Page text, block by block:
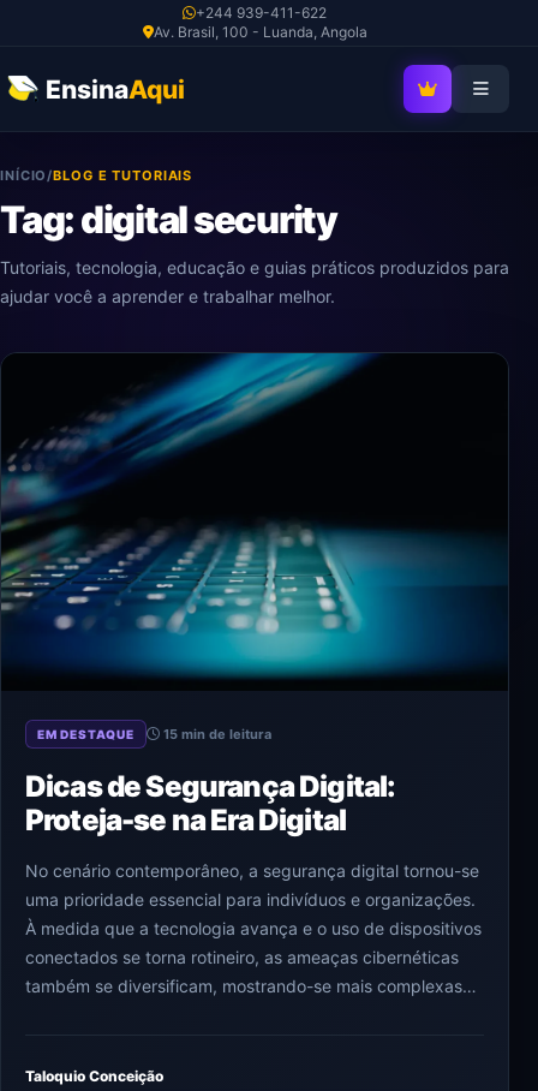
+244 939-411-622
Av. Brasil, 100 - Luanda, Angola
EnsinaAqui SEJA MEMBRO
o
conteúdo
INÍCIO/BLOG E TUTORIAIS
Tag: digital security
Tutoriais, tecnologia, educação e guias práticos produzidos para
ajudar você a aprender e trabalhar melhor.
EM DESTAQUE 15 min de leitura
Dicas de Segurança Digital:
Proteja-se na Era Digital
No cenário contemporâneo, a segurança digital tornou-se
uma prioridade essencial para indivíduos e organizações.
À medida que a tecnologia avança e o uso de dispositivos
conectados se torna rotineiro, as ameaças cibernéticas
também se diversificam, mostrando-se mais complexas…
Taloquio Conceição